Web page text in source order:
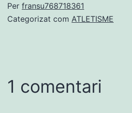
Per fransu768718361
Categorizat com ATLETISME
1 comentari